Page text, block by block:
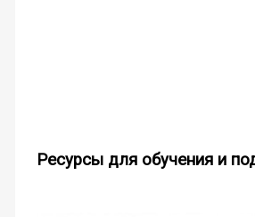
Ресурсы для обучения и